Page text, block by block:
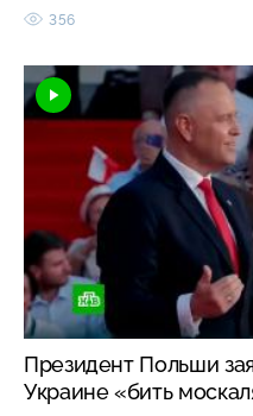
356
Президент Польши
Украине «бить